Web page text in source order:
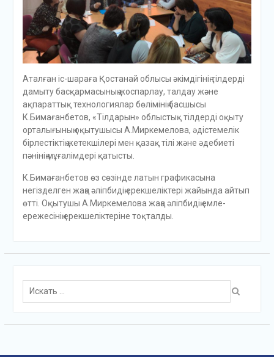
Аталған іс-шараға Қостанай облысы әкімдігінің тілдерді
дамыту басқармасының жоспарлау, талдау және
ақпараттық технологиялар бөлімінің басшысы
К.Бимағанбетов, «Тілдарын» облыстық тілдерді оқыту
орталығының оқытушысы А.Миркемелова, әдістемелік
бірлестіктің жетекшілері мен қазақ тілі және әдебиеті
пәнінің мұғалімдері қатысты.
К.Бимағанбетов өз сөзінде латын графикасына
негізделген жаңа әліпбидің ерекшеліктері жайында айтып
өтті. Оқытушы А.Миркемелова жаңа әліпбидің емле-
ережесінің ерекшеліктеріне тоқталды.
Поиск
для: